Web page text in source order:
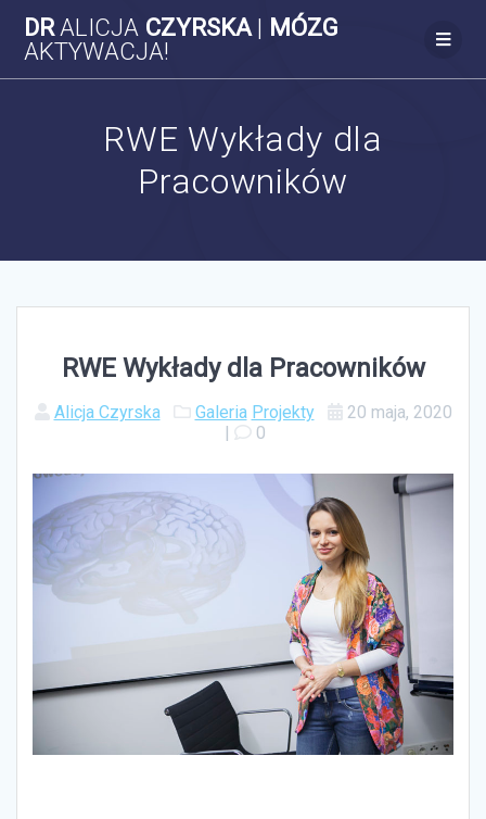
to
DRALICJA CZYRSKA | MÓZG
AKTYWACJA!
RWE Wykłady dla
Pracowników
RWE Wykłady dla Pracowników
Alicja Czyrska Galeria Projekty
20 maja, 2020
0